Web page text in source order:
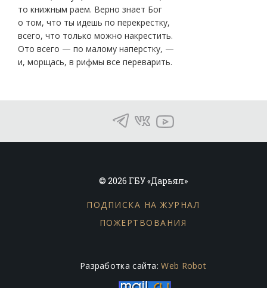
то книжным раем. Верно знает Бог
о том, что ты идешь по перекрестку,
всего, что только можно накрестить.
Ото всего — по малому наперстку, —
и, морщась, в рифмы все переварить.
© 2026 ГБУ «Дарьял»
ПОДПИСКА НА ЖУРНАЛ
ПОЖЕРТВОВАНИЯ
Разработка сайта:Web Robot